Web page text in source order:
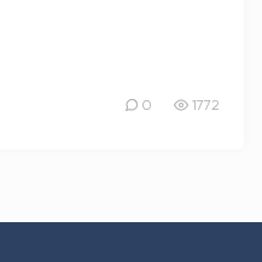
0 1772